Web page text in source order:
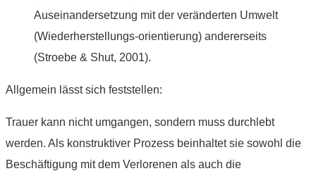
Auseinandersetzung mit der veränderten Umwelt
(Wiederherstellungs-orientierung) andererseits
(Stroebe & Shut, 2001).
Allgemein lässt sich feststellen:
Trauer kann nicht umgangen, sondern muss durchlebt
werden. Als konstruktiver Prozess beinhaltet sie sowohl die
Beschäftigung mit dem Verlorenen als auch die